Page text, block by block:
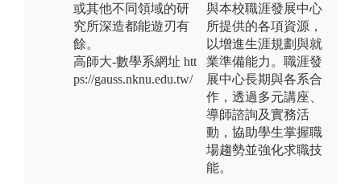
或其他不同領域的研
究所深造都能遊刃有
餘。
高師大-數學系網址 htt
ps://gauss.nknu.edu.tw/
與本校職涯發展中心
所提供的各項資源，
以增進生涯規劃與就
業準備能力。職涯發
展中心長期與各系合
作，透過多元講座、
導師諮詢及實務活
動，協助學生掌握職
場趨勢並強化求職技
能。